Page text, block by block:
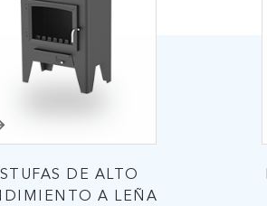
DE ALTO
A LEÑA